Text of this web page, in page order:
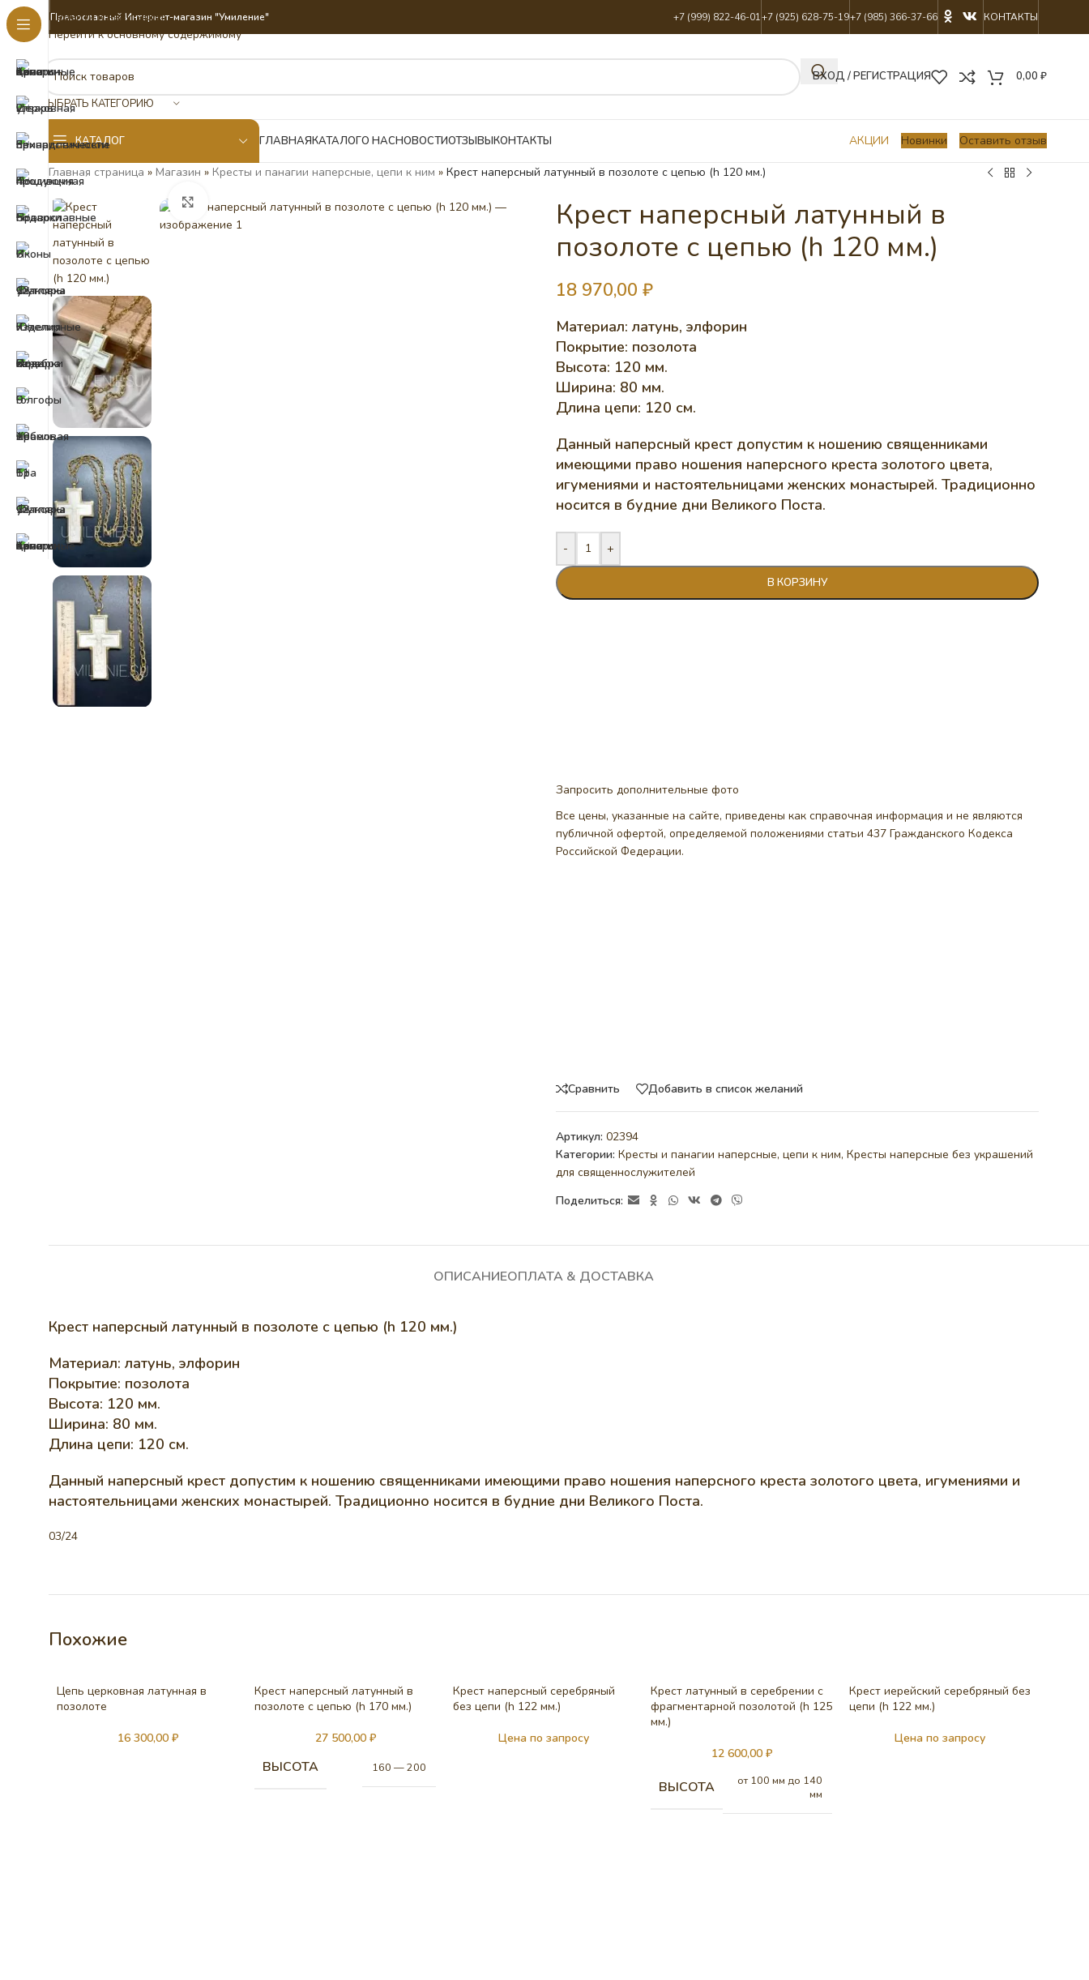
Перейти к навигации
Перейти к основному содержимому
Православный Интернет-магазин "Умиление" +7 (999) 822-46-01+7 (925) 628-75-19+7 (985) 366-37-66 КОНТАКТЫ
ВЫБРАТЬ КАТЕГОРИЮ
ВХОД / РЕГИСТРАЦИЯ 0,00 ₽
КАТАЛОГ ГЛАВНАЯКАТАЛОГО НАСНОВОСТИОТЗЫВЫКОНТАКТЫ АКЦИИ Новинки Оставить отзыв
Главная страница » Магазин » Кресты и панагии наперсные, цепи к ним » Крест наперсный латунный в позолоте с цепью (h 120 мм.)
Нажмите, чтобы увеличить
Крест наперсный латунный в
позолоте с цепью (h 120 мм.)
18 970,00 ₽
Материал: латунь, элфорин
Покрытие: позолота
Высота: 120 мм.
Ширина: 80 мм.
Длина цепи: 120 см.
Данный наперсный крест допустим к ношению священниками
имеющими право ношения наперсного креста золотого цвета,
игумениями и настоятельницами женских монастырей. Традиционно
носится в будние дни Великого Поста.
- +
В КОРЗИНУ
Запросить дополнительные фото
Все цены, указанные на сайте, приведены как справочная информация и не являются
публичной офертой, определяемой положениями статьи 437 Гражданского Кодекса
Российской Федерации.
Сравнить Добавить в список желаний
Артикул: 02394
Категории: Кресты и панагии наперсные, цепи к ним, Кресты наперсные без украшений
для священнослужителей
Поделиться:
ОПИСАНИЕОПЛАТА & ДОСТАВКА
Крест наперсный латунный в позолоте с цепью (h 120 мм.)
Материал: латунь, элфорин
Покрытие: позолота
Высота: 120 мм.
Ширина: 80 мм.
Длина цепи: 120 см.
Данный наперсный крест допустим к ношению священниками имеющими право ношения наперсного креста золотого цвета, игумениями и
настоятельницами женских монастырей. Традиционно носится в будние дни Великого Поста.
03/24
Похожие
Цепь церковная латунная в
позолоте
16 300,00 ₽
Крест наперсный латунный в
позолоте с цепью (h 170 мм.)
27 500,00₽
ВЫСОТА 160 — 200
Крест наперсный серебряный
без цепи (h 122 мм.)
Цена по запросу
Крест латунный в серебрении с
фрагментарной позолотой (h 125
мм.)
12 600,00 ₽
ВЫСОТА
от 100 мм до 140
мм
Крест иерейский серебряный без
цепи (h 122 мм.)
Цена по запросу